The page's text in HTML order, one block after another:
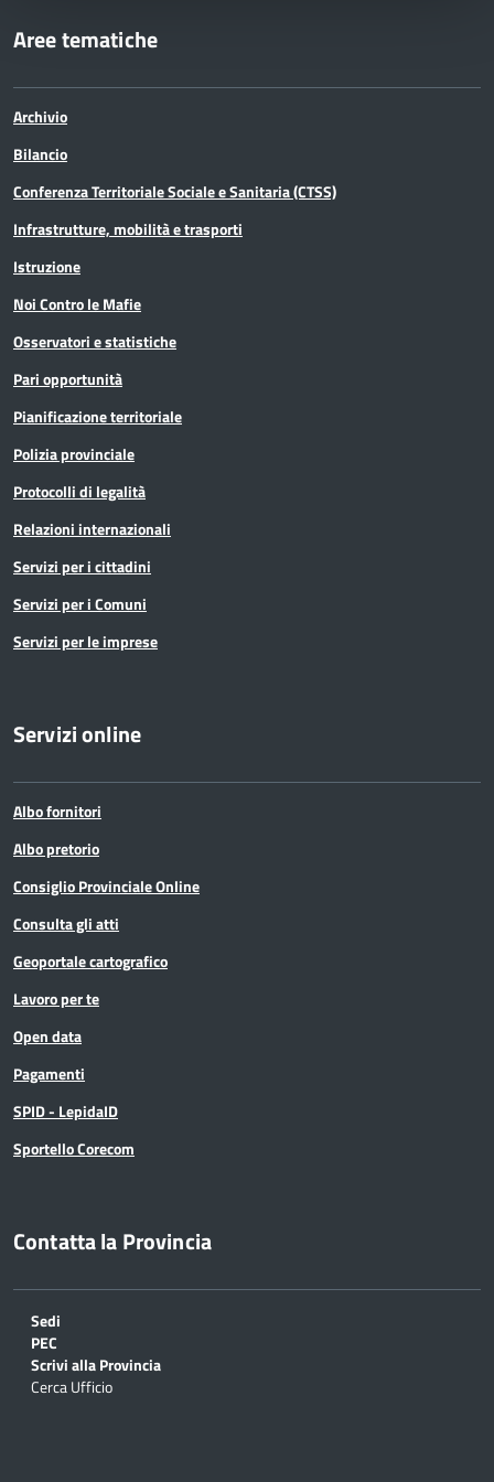
Aree tematiche
Archivio
Bilancio
Conferenza Territoriale Sociale e Sanitaria (CTSS)
Infrastrutture, mobilità e trasporti
Istruzione
Noi Contro le Mafie
Osservatori e statistiche
Pari opportunità
Pianificazione territoriale
Polizia provinciale
Protocolli di legalità
Relazioni internazionali
Servizi per i cittadini
Servizi per i Comuni
Servizi per le imprese
Servizi online
Albo fornitori
Albo pretorio
Consiglio Provinciale Online
Consulta gli atti
Geoportale cartografico
Lavoro per te
Open data
Pagamenti
SPID - LepidaID
Sportello Corecom
Contatta la Provincia
Sedi
PEC
Scrivi alla Provincia
Cerca Ufficio